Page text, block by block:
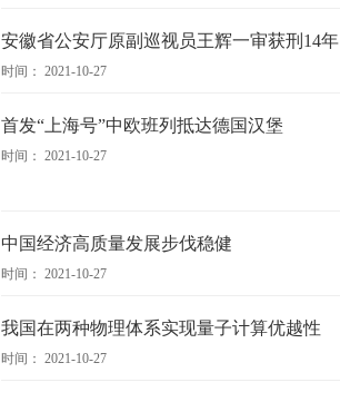
安徽省公安厅原副巡视员王辉一审获刑14年
时间： 2021-10-27
首发“上海号”中欧班列抵达德国汉堡
时间： 2021-10-27
中国经济高质量发展步伐稳健
时间： 2021-10-27
我国在两种物理体系实现量子计算优越性
时间： 2021-10-27